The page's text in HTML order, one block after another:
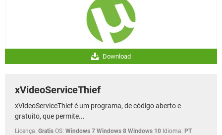
Download
xVideoServiceThief
xVideoServiceThief é um programa, de código aberto e
gratuito, que permite...
Licença: Gratis OS: Windows 7 Windows 8 Windows 10 Idioma: PT